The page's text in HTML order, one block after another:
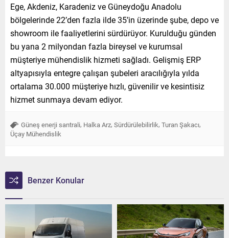
Ege, Akdeniz, Karadeniz ve Güneydoğu Anadolu
bölgelerinde 22’den fazla ilde 35’in üzerinde şube, depo ve
showroom ile faaliyetlerini sürdürüyor. Kurulduğu günden
bu yana 2 milyondan fazla bireysel ve kurumsal
müşteriye mühendislik hizmeti sağladı. Gelişmiş ERP
altyapısıyla entegre çalışan şubeleri aracılığıyla yılda
ortalama 30.000 müşteriye hızlı, güvenilir ve kesintisiz
hizmet sunmaya devam ediyor.
Güneş enerji santrali, Halka Arz, Sürdürülebilirlik, Turan Şakacı,
Üçay Mühendislik
Benzer Konular